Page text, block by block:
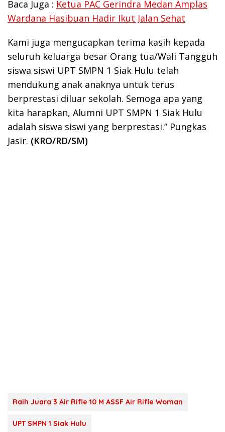
Baca Juga : Ketua PAC Gerindra Medan Amplas
Wardana Hasibuan Hadir Ikut Jalan Sehat
Kami juga mengucapkan terima kasih kepada
seluruh keluarga besar Orang tua/Wali Tangguh
siswa siswi UPT SMPN 1 Siak Hulu telah
mendukung anak anaknya untuk terus
berprestasi diluar sekolah. Semoga apa yang
kita harapkan, Alumni UPT SMPN 1 Siak Hulu
adalah siswa siswi yang berprestasi.” Pungkas
Jasir. (KRO/RD/SM)
Raih Juara 3 Air Rifle 10 M ASSF Air Rifle Woman
UPT SMPN 1 Siak Hulu